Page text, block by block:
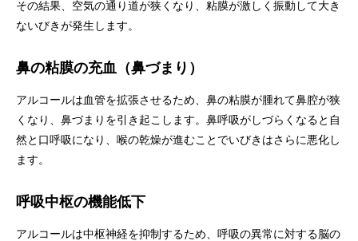
その結果、空気の通り道が狭くなり、粘膜が激しく振動して大き
ないびきが発生します。
鼻の粘膜の充血（鼻づまり）
アルコールは血管を拡張させるため、鼻の粘膜が腫れて鼻腔が狭
くなり、鼻づまりを引き起こします。鼻呼吸がしづらくなると自
然と口呼吸になり、喉の乾燥が進むことでいびきはさらに悪化し
ます。
呼吸中枢の機能低下
アルコールは中枢神経を抑制するため、呼吸の異常に対する脳の